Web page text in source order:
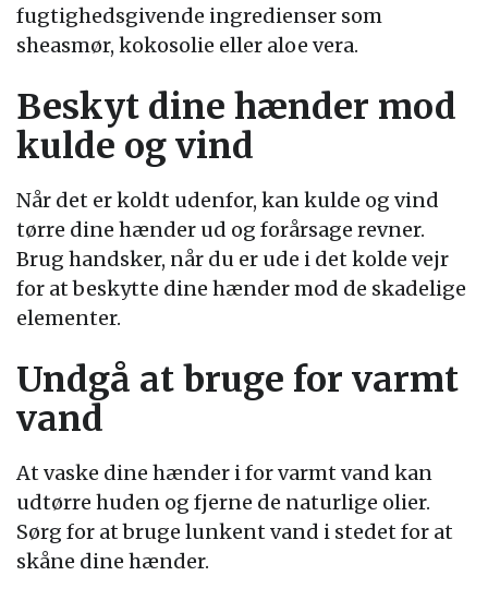
fugtighedsgivende ingredienser som
sheasmør, kokosolie eller aloe vera.
Beskyt dine hænder mod
kulde og vind
Når det er koldt udenfor, kan kulde og vind
tørre dine hænder ud og forårsage revner.
Brug handsker, når du er ude i det kolde vejr
for at beskytte dine hænder mod de skadelige
elementer.
Undgå at bruge for varmt
vand
At vaske dine hænder i for varmt vand kan
udtørre huden og fjerne de naturlige olier.
Sørg for at bruge lunkent vand i stedet for at
skåne dine hænder.